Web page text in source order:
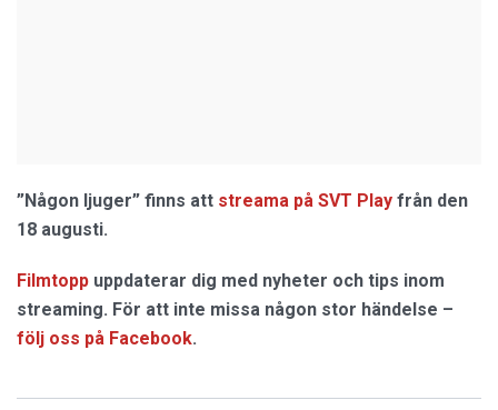
”Någon ljuger” finns att streama på SVT Play från den
18 augusti.
Filmtopp uppdaterar dig med nyheter och tips inom
streaming. För att inte missa någon stor händelse –
följ oss på Facebook.